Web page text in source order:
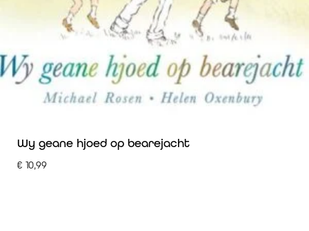
Wy geane hjoed op bearejacht
€ 10,99